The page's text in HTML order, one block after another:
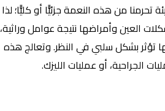
من هذه النعمة جزئيًّا أو كليًّا؛ لذا
العين وأمراضها نتيجة عوامل وراثية،
تؤثر بشكل سلبي في النظر. وتعالج هذه
الجراحية، أو عمليات الليزك.